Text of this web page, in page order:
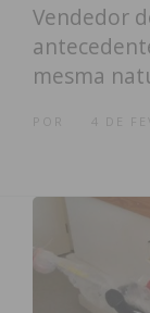
Vendedor
mesma
4 DE